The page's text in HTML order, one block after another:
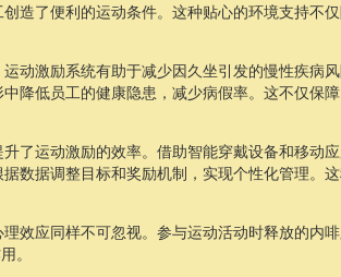
造了便利的运动条件。这种贴心的环境支持不
动激励系统有助于减少因久坐引发的慢性疾病
降低员工的健康隐患，减少病假率。这不仅保
了运动激励的效率。借助智能穿戴设备和移动
数据调整目标和奖励机制，实现个性化管理。
效应同样不可忽视。参与运动活动时释放的内
。